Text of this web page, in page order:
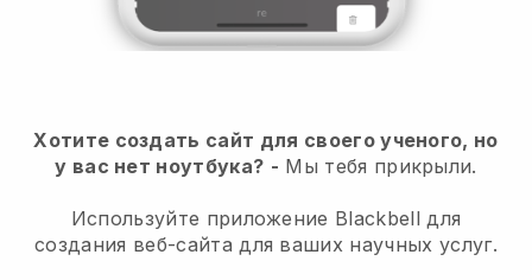
Хотите создать сайт для своего ученого, но
у вас нет ноутбука? - Мы тебя прикрыли.
Используйте приложение Blackbell для
создания веб-сайта для ваших научных услуг.